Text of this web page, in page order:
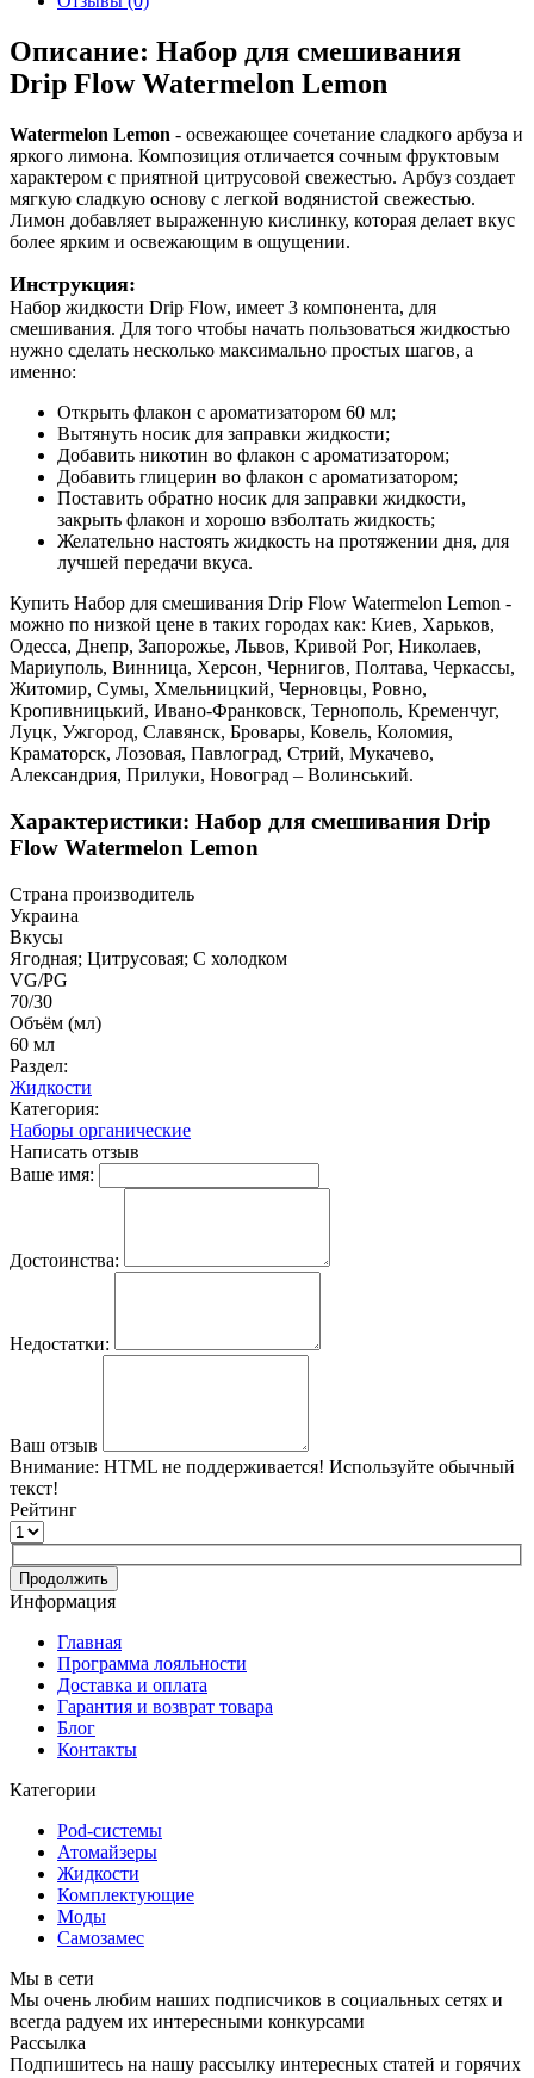
Описание: Набор для смешивания
Drip Flow Watermelon Lemon
Watermelon Lemon - освежающее сочетание сладкого арбуза и
яркого лимона. Композиция отличается сочным фруктовым
характером с приятной цитрусовой свежестью. Арбуз создает
мягкую сладкую основу с легкой водянистой свежестью.
Лимон добавляет выраженную кислинку, которая делает вкус
более ярким и освежающим в ощущении.
Инструкция:
Набор жидкости Drip Flow, имеет 3 компонента, для
смешивания. Для того чтобы начать пользоваться жидкостью
нужно сделать несколько максимально простых шагов, а
именно:
Открыть флакон с ароматизатором 60 мл;
Вытянуть носик для заправки жидкости;
Добавить никотин во флакон с ароматизатором;
Добавить глицерин во флакон с ароматизатором;
Поставить обратно носик для заправки жидкости,
закрыть флакон и хорошо взболтать жидкость;
Желательно настоять жидкость на протяжении дня, для
лучшей передачи вкуса.
Купить Набор для смешивания Drip Flow Watermelon Lemon -
можно по низкой цене в таких городах как: Киев, Харьков,
Одесса, Днепр, Запорожье, Львов, Кривой Рог, Николаев,
Мариуполь, Винница, Херсон, Чернигов, Полтава, Черкассы,
Житомир, Сумы, Хмельницкий, Черновцы, Ровно,
Кропивницький, Ивано-Франковск, Тернополь, Кременчуг,
Луцк, Ужгород, Славянск, Бровары, Ковель, Коломия,
Краматорск, Лозовая, Павлоград, Стрий, Мукачево,
Александрия, Прилуки, Новоград – Волинський.
Характеристики: Набор для смешивания Drip
Flow Watermelon Lemon
Страна производитель
Украина
Вкусы
Ягодная; Цитрусовая; С холодком
VG/PG
70/30
Объём (мл)
60 мл
Раздел:
Жидкости
Категория:
Наборы органические
Написать отзыв
Ваше имя:
Достоинства:
Недостатки:
Ваш отзыв
Внимание: HTML не поддерживается! Используйте обычный
текст!
Рейтинг
Продолжить
Информация
Главная
Программа лояльности
Доставка и оплата
Гарантия и возврат товара
Блог
Контакты
Категории
Pod-системы
Атомайзеры
Жидкости
Комплектующие
Моды
Самозамес
Мы в сети
Мы очень любим наших подписчиков в социальных сетях и
всегда радуем их интересными конкурсами
Рассылка
Подпишитесь на нашу рассылку интересных статей и горячих